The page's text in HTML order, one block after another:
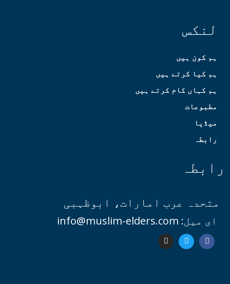
لنکس
ہم کون ہیں
ہم کیا کرتے ہیں
ہم کہاں کام کرتے ہیں
مطبوعات
میڈیا
رابطہ
رابطہ
متحدہ عرب امارات، ابوظہبی
ای میل: info@muslim-elders.com